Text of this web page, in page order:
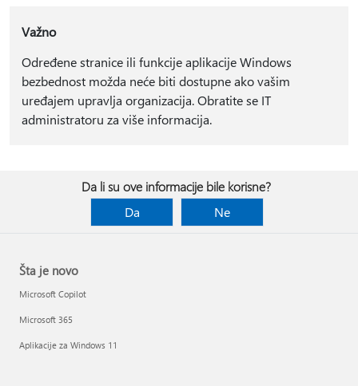
Važno
Određene stranice ili funkcije aplikacije Windows
bezbednost možda neće biti dostupne ako vašim
uređajem upravlja organizacija. Obratite se IT
administratoru za više informacija.
Da li su ove informacije bile korisne?
Da
Ne
Šta je novo
Microsoft Copilot
Microsoft 365
Aplikacije za Windows 11